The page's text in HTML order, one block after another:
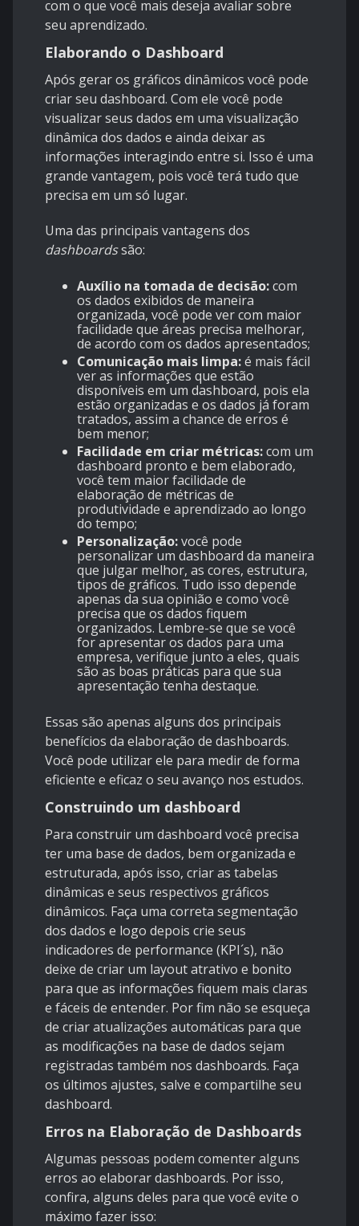
com o que você mais deseja avaliar sobre
seu aprendizado.
Elaborando o Dashboard
Após gerar os gráficos dinâmicos você pode
criar seu dashboard. Com ele você pode
visualizar seus dados em uma visualização
dinâmica dos dados e ainda deixar as
informações interagindo entre si. Isso é uma
grande vantagem, pois você terá tudo que
precisa em um só lugar.
Uma das principais vantagens dos
dashboardssão:
Auxílio na tomada de decisão:com
os dados exibidos de maneira
organizada, você pode ver com maior
facilidade que áreas precisa melhorar,
de acordo com os dados apresentados;
Comunicação mais limpa:é mais fácil
ver as informações que estão
disponíveis em um dashboard, pois ela
estão organizadas e os dados já foram
tratados, assim a chance de erros é
bem menor;
Facilidade em criar métricas:com um
dashboard pronto e bem elaborado,
você tem maior facilidade de
elaboração de métricas de
produtividade e aprendizado ao longo
do tempo;
Personalização:você pode
personalizar um dashboard da maneira
que julgar melhor, as cores, estrutura,
tipos de gráficos. Tudo isso depende
apenas da sua opinião e como você
precisa que os dados fiquem
organizados. Lembre-se que se você
for apresentar os dados para uma
empresa, verifique junto a eles, quais
são as boas práticas para que sua
apresentação tenha destaque.
Essas são apenas alguns dos principais
benefícios da elaboração de dashboards.
Você pode utilizar ele para medir de forma
eficiente e eficaz o seu avanço nos estudos.
Construindo um dashboard
Para construir um dashboard você precisa
ter uma base de dados, bem organizada e
estruturada, após isso, criar as tabelas
dinâmicas e seus respectivos gráficos
dinâmicos. Faça uma correta segmentação
dos dados e logo depois crie seus
indicadores de performance (KPI´s), não
deixe de criar um layout atrativo e bonito
para que as informações fiquem mais claras
e fáceis de entender. Por fim não se esqueça
de criar atualizações automáticas para que
as modificações na base de dados sejam
registradas também nos dashboards. Faça
os últimos ajustes, salve e compartilhe seu
dashboard.
Erros na Elaboração de Dashboards
Algumas pessoas podem comenter alguns
erros ao elaborar dashboards. Por isso,
confira, alguns deles para que você evite o
máximo fazer isso: